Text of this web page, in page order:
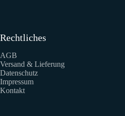
Rechtliches
AGB
Versand & Lieferung
Datenschutz
Impressum
Kontakt